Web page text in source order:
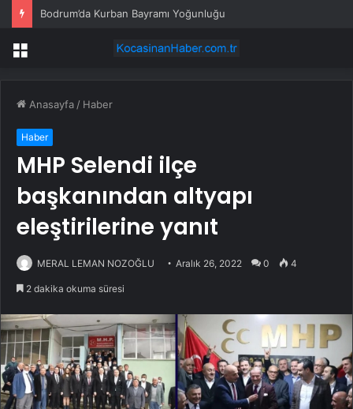
Bodrum’da Kurban Bayramı Yoğunluğu
Menü
Anasayfa / Haber
Haber
MHP Selendi ilçe
başkanından altyapı
eleştirilerine yanıt
MERAL LEMAN NOZOĞLU Aralık 26, 2022 0 4
2 dakika okuma süresi